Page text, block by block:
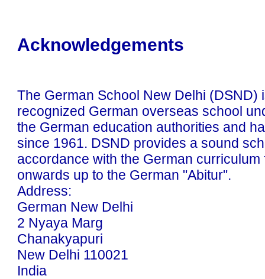
Acknowledgements
The German School New Delhi (DSND)
recognized German overseas school
the German education authorities and
since 1961. DSND provides a sound
accordance with the German
onwards up to the German "Abitur".
Address:
German New Delhi
2 Nyaya Marg
Chanakyapuri
New Delhi 110021
India